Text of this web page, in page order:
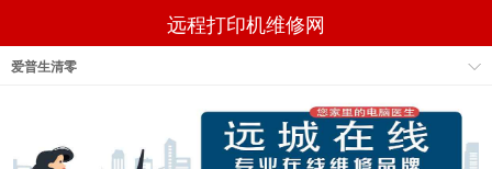
远程打印机维修网
爱普生清零